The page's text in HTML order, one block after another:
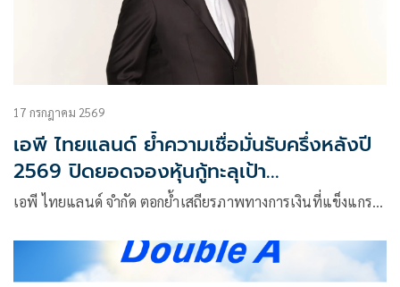
17 กรกฎาคม 2569
เอพี ไทยแลนด์ ย้ำความเชื่อมั่นรับครึ่งหลังปี
2569 ปิดยอดจองหุ้นกู้ทะลุเป้า
Oversubscription 6,300 ล้านบาท
เอพี ไทยแลนด์ จำกัด ตอกย้ำเสถียรภาพทางการเงินที่แข็งแกร…